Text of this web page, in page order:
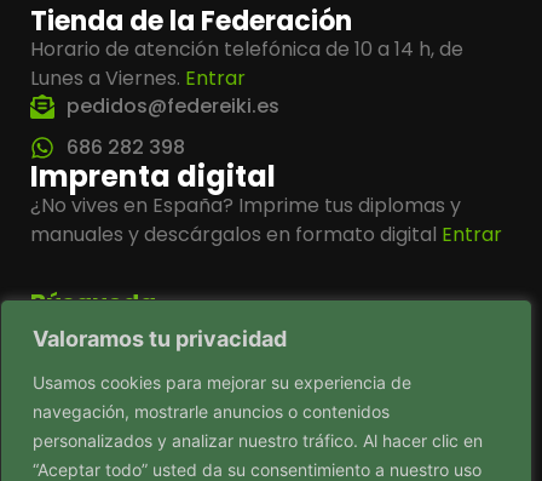
Valoramos tu privacidad
Usamos cookies para mejorar su experiencia de
navegación, mostrarle anuncios o contenidos
personalizados y analizar nuestro tráfico. Al hacer clic en
“Aceptar todo” usted da su consentimiento a nuestro uso
Tienda de la Federación
Horario de atención telefónica de 10 a 14 h, de
Lunes a Viernes. Entrar
pedidos@federeiki.es
686 282 398
Imprenta digital
¿No vives en España? Imprime tus diplomas y
manuales y descárgalos en formato digital Entrar
Búsqueda
Ver mapa del sitio